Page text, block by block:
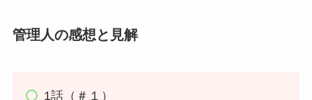
管理人の感想と見解
1話（＃１）